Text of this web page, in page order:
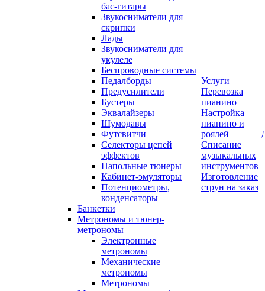
бас-гитары
Звукосниматели для
скрипки
Лады
Звукосниматели для
укулеле
Беспроводные системы
Педалборды
Предусилители
Бустеры
Эквалайзеры
Шумодавы
Футсвитчи
Селекторы цепей
эффектов
Напольные тюнеры
Кабинет-эмуляторы
Потенциометры,
конденсаторы
Банкетки
Метрономы и тюнер-
метрономы
Электронные
метрономы
Механические
метрономы
Метрономы
Услуги
Перевозка
пианино
Настройка
пианино и
роялей
Списание
музыкальных
инструментов
Изготовление
струн на заказ